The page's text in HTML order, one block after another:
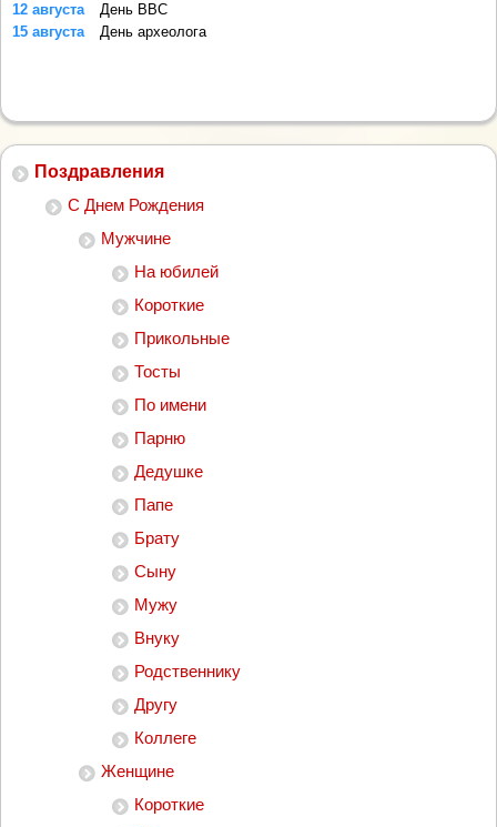
Поздравления
С Днем Рождения
Мужчине
На юбилей
Короткие
Прикольные
Тосты
По имени
Парню
Дедушке
Папе
Брату
Сыну
Мужу
Внуку
Родственнику
Другу
Коллеге
Женщине
Короткие
12 августа
День ВВС
15 августа
День археолога